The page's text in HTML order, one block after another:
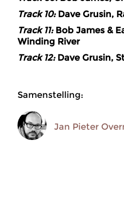
Track 10:Dave Grusin,
Track 11:Bob James &
Winding River
Track 12:Dave Grusin,
Samenstelling:
Jan Pieter